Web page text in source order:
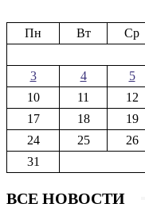
Пн
Вт Ср
3
4 5
10
11 12
17
18 19
24
25 26
31
ВСЕ НОВОСТИ